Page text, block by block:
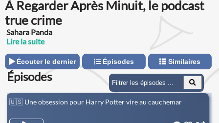
À Regarder Après Minuit, le podcast
true crime
Sahara Panda
Lire la suite
Écouter le dernier Épisodes Similaires
Épisodes
🇺🇸 Une obsession pour Harry Potter vire au cauchemar